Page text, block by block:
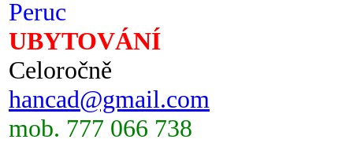
Peruc
UBYTOVÁNÍ
Celoročně
hancad@gmail.com
mob. 777 066 738